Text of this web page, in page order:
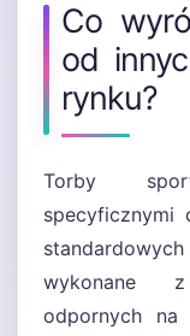
Co
od
rynku?
Torby
specyficznymi
wykonane z
odpornych na